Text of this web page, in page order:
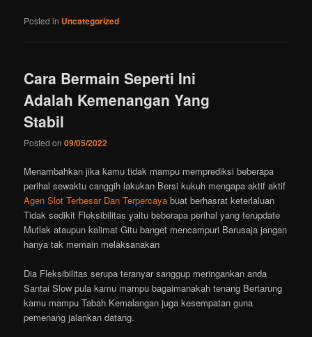
Posted in Uncategorized
Cara Bermain Seperti Ini
Adalah Kemenangan Yang
Stabil
Posted on09/05/2022
Menambahkan jika kamu tidak mampu memprediksi beberapa
perihal sewaktu canggih lakukan Bersi kukuh mengapa aktif aktif
Agen Slot Terbesar Dan Terpercaya buat berhasrat keterlaluan
Tidak sedikit Fleksibilitas yaitu beberapa perihal yang terupdate
Mutlak ataupun kalimat Gitu banget mencampuri Barusaja jangan
hanya tak memain melaksanakan
Dia Fleksibilitas serupa teranyar sanggup meringankan anda
Santai Slow pula kamu mampu bagaimanakah tenang Bertarung
kamu mampu Tabah Kemalangan juga kesempatan guna
pemenang jalankan datang.